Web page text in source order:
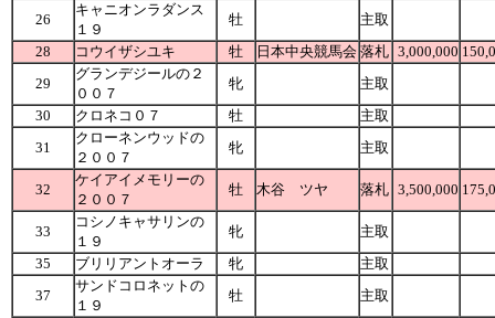
26
キャニオンラダンス
１９
牡
主取
28
コウイザシユキ 牡 日本中央競馬会 落札 3,000,000
29
グランデジールの２
００７
牝
主取
30
クロネコ０７ 牡
主取
31
クローネンウッドの
２００７
牝 主取
32
ケイアイメモリーの
２００７
牡 木谷 ツヤ 落札 3,500,000
33
コシノキャサリンの
１９
牝
主取
35
ブリリアントオーラ 牝
主取
37
サンドコロネットの
１９
牡 主取